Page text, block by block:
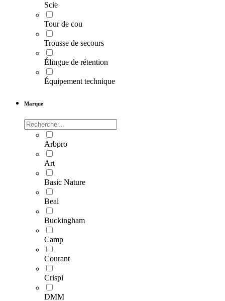
Scie
Tour de cou
Trousse de secours
Élingue de rétention
Équipement technique
Marque
Arbpro
Art
Basic Nature
Beal
Buckingham
Camp
Courant
Crispi
DMM